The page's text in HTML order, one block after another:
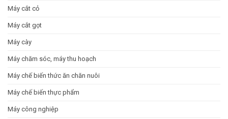
Máy cắt cỏ
Máy cắt gọt
Máy cày
Máy chăm sóc, máy thu hoạch
Máy chế biến thức ăn chăn nuôi
Máy chế biến thực phẩm
Máy công nghiệp